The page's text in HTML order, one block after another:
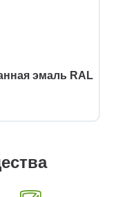
эмаль RAL